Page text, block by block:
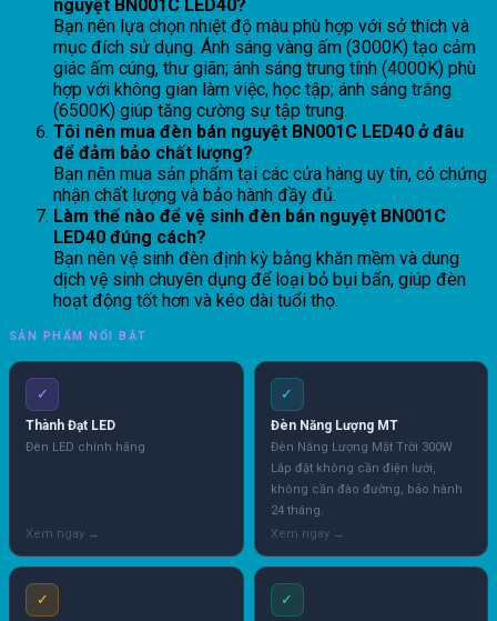
nguyệt BN001C LED40?
Bạn nên lựa chọn nhiệt độ màu phù hợp với sở thích và
mục đích sử dụng. Ánh sáng vàng ấm (3000K) tạo cảm
giác ấm cúng, thư giãn; ánh sáng trung tính (4000K) phù
hợp với không gian làm việc, học tập; ánh sáng trắng
(6500K) giúp tăng cường sự tập trung.
Tôi nên mua đèn bán nguyệt BN001C LED40 ở đâu
để đảm bảo chất lượng?
Bạn nên mua sản phẩm tại các cửa hàng uy tín, có chứng
nhận chất lượng và bảo hành đầy đủ.
Làm thế nào để vệ sinh đèn bán nguyệt BN001C
LED40 đúng cách?
Bạn nên vệ sinh đèn định kỳ bằng khăn mềm và dung
dịch vệ sinh chuyên dụng để loại bỏ bụi bẩn, giúp đèn
hoạt động tốt hơn và kéo dài tuổi thọ.
SẢN PHẨM NỔI BẬT
✓
Thành Đạt LED
Đèn LED chính hãng
✓
Đèn Năng Lượng MT
Đèn Năng Lượng Mặt Trời 300W
Lắp đặt không cần điện lưới,
không cần đào đường, bảo hành
24 tháng.
✓ ✓